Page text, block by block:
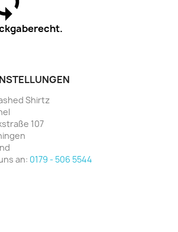
Shirtz
107
an: 0179 - 506 5544